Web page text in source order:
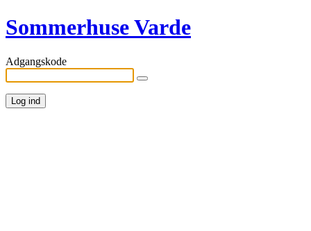
Sommerhuse Varde
Adgangskode